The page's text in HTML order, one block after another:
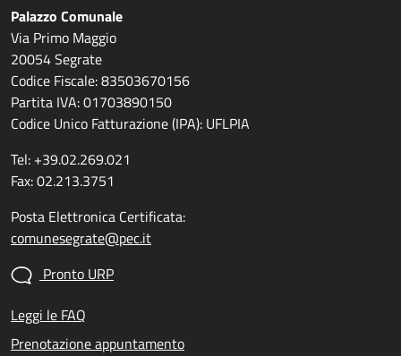
Palazzo Comunale
Via Primo Maggio
20054 Segrate
Codice Fiscale: 83503670156
Partita IVA: 01703890150
Codice Unico Fatturazione (IPA): UFLPIA
Tel: +39.02.269.021
Fax: 02.213.3751
Posta Elettronica Certificata:
comunesegrate@pec.it
Pronto URP
Leggi le FAQ
Prenotazione appuntamento